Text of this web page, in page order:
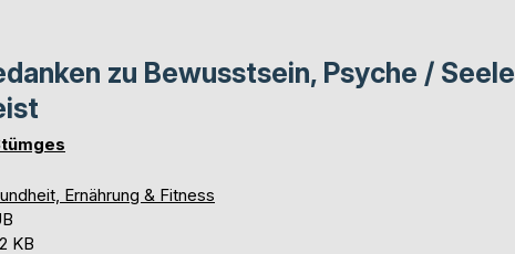
zu Bewusstsein, Psyche / Seele
Ernährung & Fitness
KB